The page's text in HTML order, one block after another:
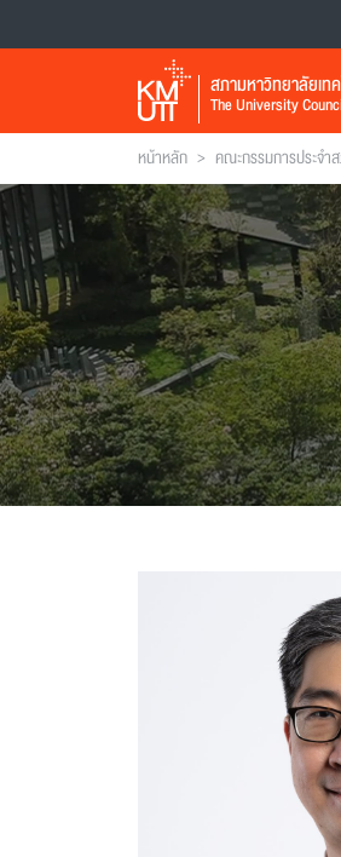
สภามหาวิทยาลัยเท
The University
หน้าหลัก > คณะกรรมการประจำ